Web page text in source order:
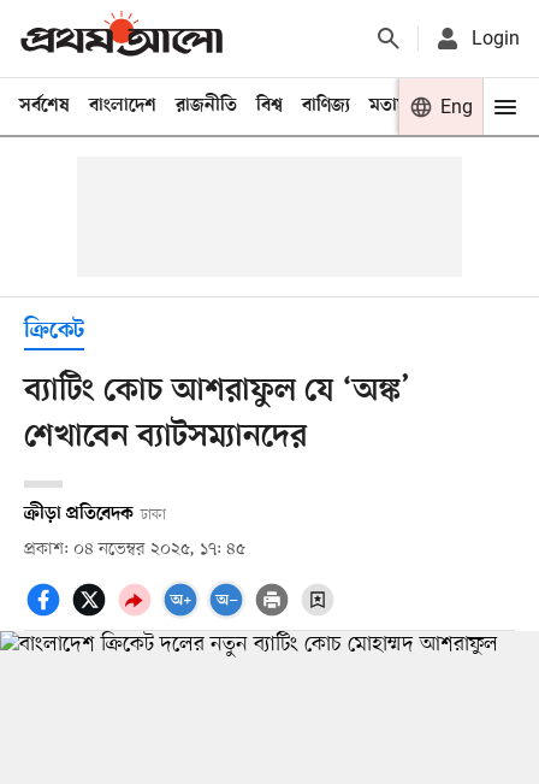
Login
সর্বশেষ বাংলাদেশ রাজনীতি বিশ্ব বাণিজ্য মতামত খেলা
Eng
ক্রিকেট
ব্যাটিং কোচ আশরাফুল যে ‘অঙ্ক’
শেখাবেন ব্যাটসম্যানদের
ক্রীড়া প্রতিবেদক ঢাকা
প্রকাশ: ০৪ নভেম্বর ২০২৫, ১৭: ৪৫